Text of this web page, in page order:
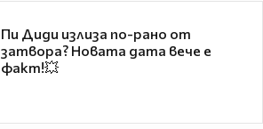
Пи Диди излиза по-рано от
затвора? Новата дата вече е
факт!💥